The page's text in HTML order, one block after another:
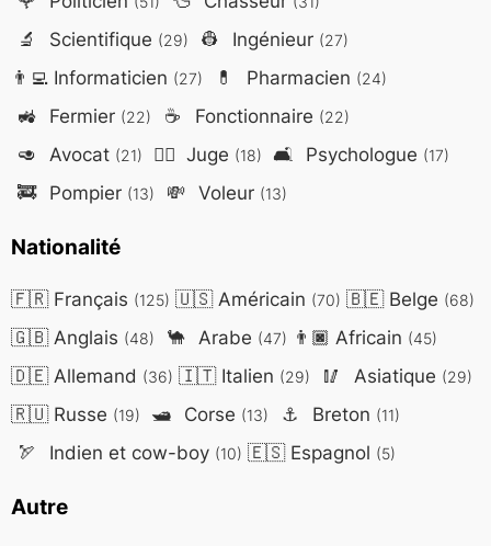
🔬 Scientifique (29) 👷 Ingénieur (27)
👨‍💻Informaticien (27) 💊 Pharmacien (24)
🚜 Fermier (22) ☕ Fonctionnaire (22)
🥑 Avocat (21) 👨‍⚖️ Juge (18) 🛋️ Psychologue (17)
🚒 Pompier (13) 💸 Voleur (13)
Nationalité
🇫🇷Français (125) 🇺🇸Américain (70) 🇧🇪Belge (68)
🇬🇧Anglais (48) 🐪 Arabe (47) 👨🏿 Africain (45)
🇩🇪Allemand (36) 🇮🇹Italien (29) 🥢 Asiatique (29)
🇷🇺Russe (19) 🛥️ Corse (13) ⚓ Breton (11)
🏹 Indien et cow-boy (10) 🇪🇸Espagnol (5)
Autre